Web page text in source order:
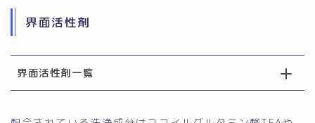
界面活性剤
界面活性剤一覧